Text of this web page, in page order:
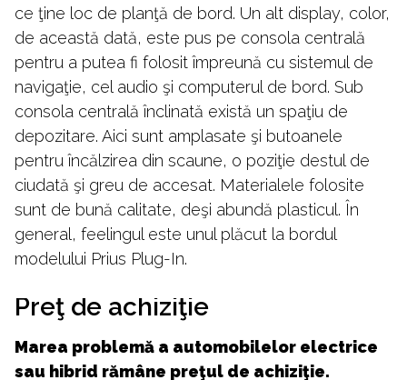
ce ţine loc de planţă de bord. Un alt display, color,
de această dată, este pus pe consola centrală
pentru a putea fi folosit împreună cu sistemul de
navigaţie, cel audio şi computerul de bord. Sub
consola centrală înclinată există un spaţiu de
depozitare. Aici sunt amplasate şi butoanele
pentru încălzirea din scaune, o poziţie destul de
ciudată şi greu de accesat. Materialele folosite
sunt de bună calitate, deşi abundă plasticul. În
general, feelingul este unul plăcut la bordul
modelului Prius Plug-In.
Preţ de achiziţie
Marea problemă a automobilelor electrice
sau hibrid rămâne preţul de achiziţie.